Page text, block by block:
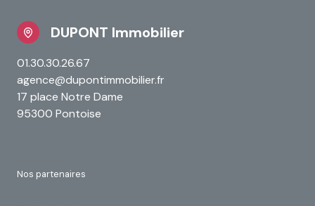
Voir tous les biens